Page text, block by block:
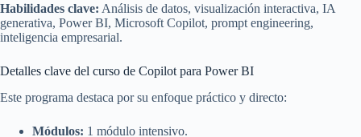
Habilidades clave: Análisis de datos, visualización interactiva, IA
generativa, Power BI, Microsoft Copilot, prompt engineering,
inteligencia empresarial.
Detalles clave del curso de Copilot para Power BI
Este programa destaca por su enfoque práctico y directo:
Módulos: 1 módulo intensivo.